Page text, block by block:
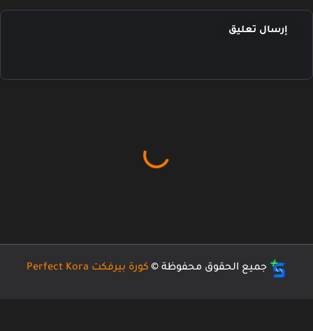
إرسال تعليق
جميع الحقوق محفوظة © كورة بيرفكت Perfect Kora